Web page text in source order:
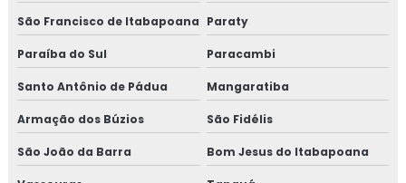
Consultoria em implantação de programa 5s
Consultoria em implementação gfsi
Consultoria em iso 14001
São Francisco de Itabapoana Paraty
Paraíba do Sul Paracambi
Santo Antônio de Pádua Mangaratiba
Armação dos Búzios São Fidélis
São João da Barra Bom Jesus do Itabapoana